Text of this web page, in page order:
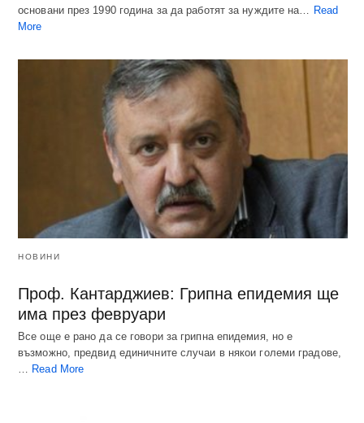
основани през 1990 година за да работят за нуждите на… Read
More
НОВИНИ
Проф. Кантарджиев: Грипна епидемия ще
има през февруари
Все още е рано да се говори за грипна епидемия, но е
възможно, предвид единичните случаи в някои големи градове,
… Read More